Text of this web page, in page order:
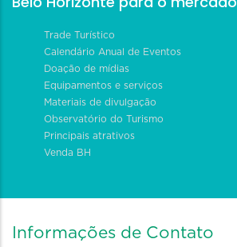
Trade Turístico
Calendário Anual de Eventos
Doação de mídias
Equipamentos e serviços
Materiais de divulgação
Observatório do Turismo
Principais atrativos
Venda BH
Informações de Contato